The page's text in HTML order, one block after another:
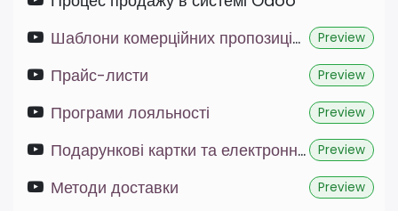
Шаблони комерційних пропозицій та PDF builder
Preview
Прайс-листи Preview
Програми лояльності Preview
Подарункові картки та електронні гаманці Preview
Методи доставки Preview